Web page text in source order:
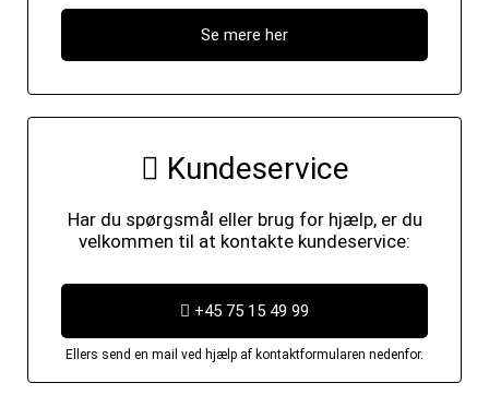
Se mere her
Kundeservice
Har du spørgsmål eller brug for hjælp, er du
velkommen til at kontakte kundeservice:
+45 75 15 49 99
Ellers send en mail ved hjælp af kontaktformularen nedenfor.